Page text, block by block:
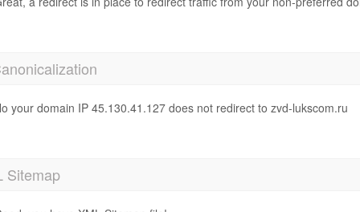
your domain IP 45.130.41.127 does not redirect to zvd-lukscom.ru
Sitemap